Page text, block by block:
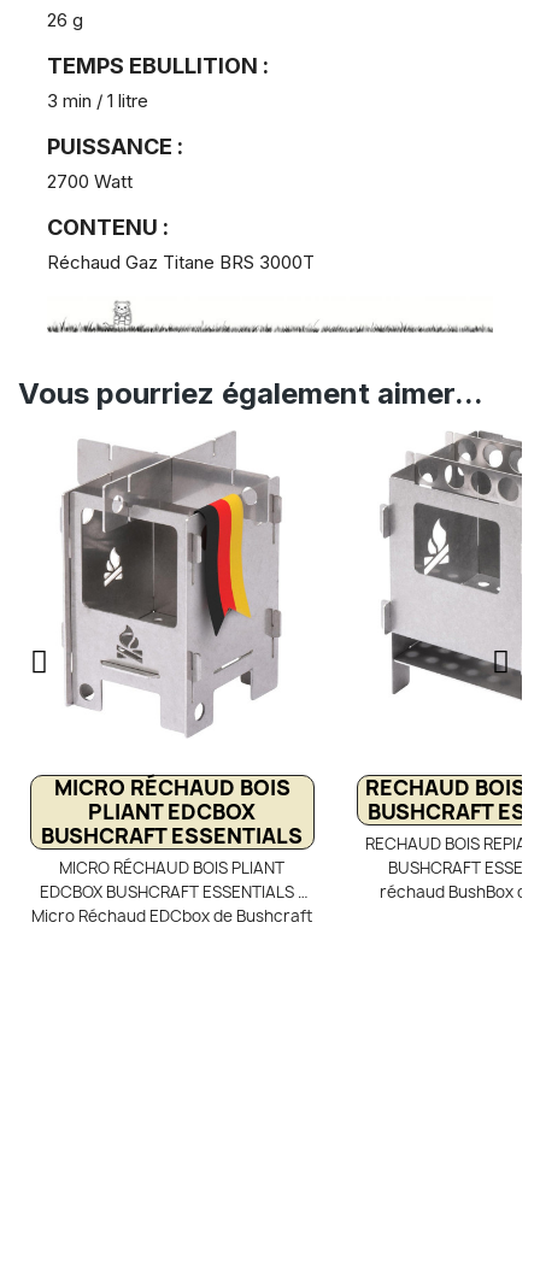
26 g
TEMPS EBULLITION :
3 min / 1 litre
PUISSANCE :
2700 Watt
CONTENU :
Réchaud Gaz Titane BRS 3000T
Vous pourriez également aimer...
MICRO RÉCHAUD BOIS
PLIANT EDCBOX
BUSHCRAFT ESSENTIALS
MICRO RÉCHAUD BOIS PLIANT
EDCBOX BUSHCRAFT ESSENTIALS -
Micro Réchaud EDCbox de Bushcraft
RECHAUD BOIS
BUSHCRAFT
RECHAUD BOIS
BUSHCRAFT
réchaud BushBox